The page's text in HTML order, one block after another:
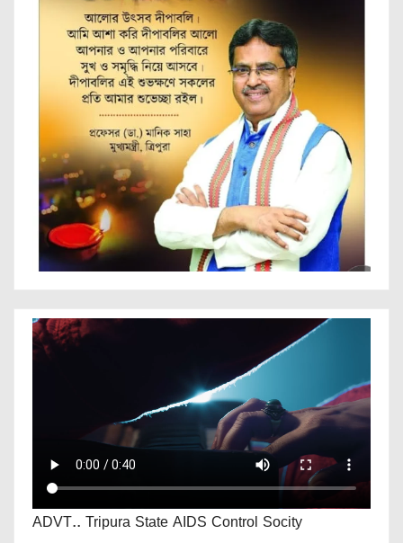
ADVT.. Tripura State AIDS Control Socity